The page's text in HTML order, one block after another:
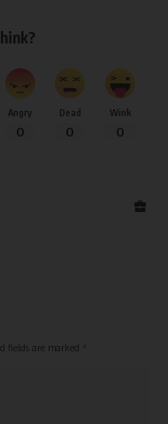
Angry
0
Dead
0
Wink
0
fields are marked *